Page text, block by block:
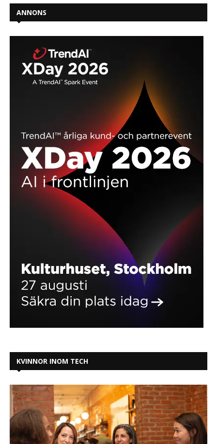
ANNONS
KVINNOR INOM TECH